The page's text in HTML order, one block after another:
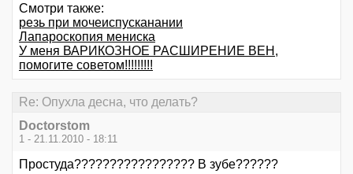
Смотри также:
резь при мочеиспусканании
Лапароскопия мениска
У меня ВАРИКОЗНОЕ РАСШИРЕНИЕ ВЕН,
помогите советом!!!!!!!!!
Re: Опухла десна, что делать?
Doctorstom
1 - 21.11.2010 - 18:11
Простуда????????????????? В зубе??????